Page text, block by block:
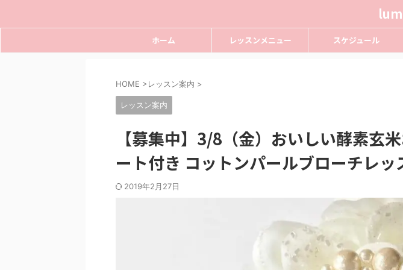
ホーム レッスンメニュー スケジュール
HOME >レッスン案内 >
レッスン案内
【募集中】3/8（金）おいしい酵素玄
ート付き コットンパールブローチレッ
2019年2月27日